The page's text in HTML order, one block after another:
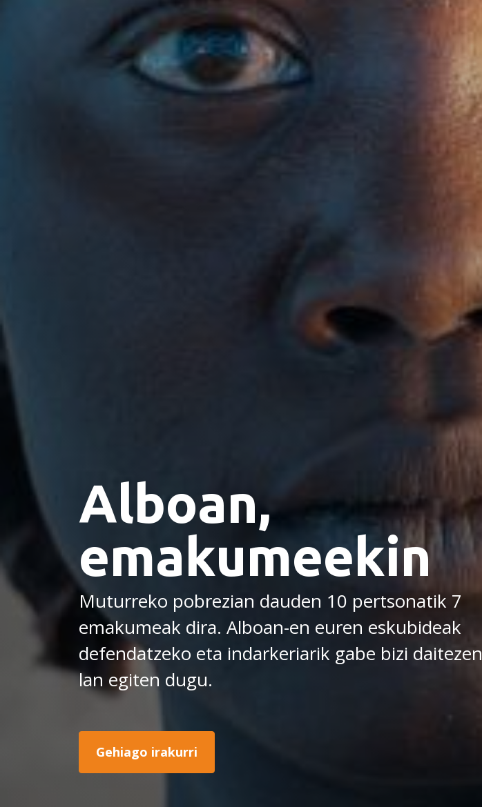
Alboan,
emakumeekin
Muturreko pobrezian dauden 10 pertsonatik 7
emakumeak dira. Alboan-en euren eskubideak
defendatzeko eta indarkeriarik gabe bizi daitezen
lan egiten dugu.
Gehiago irakurri